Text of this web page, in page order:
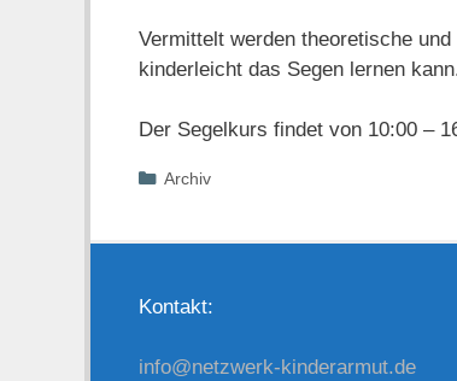
Vermittelt werden theoretische
kinderleicht das Segen lernen
Der Segelkurs findet von 10:00 –
Kategorien
Archiv
Kontakt:
info@netzwerk-kinderarmut.de